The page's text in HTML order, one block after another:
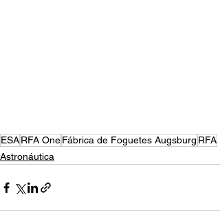
ESARFA OneFábrica de Foguetes Augsburg RFA
Astronáutica